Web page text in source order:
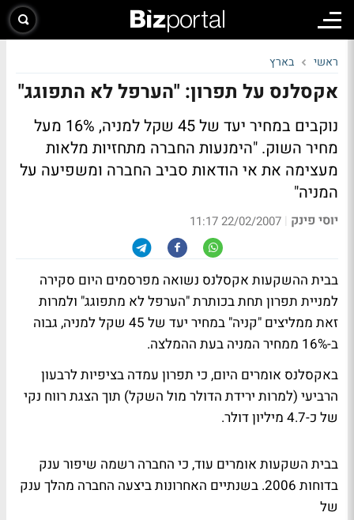
ראשי בארץ
אקסלנס על תפרון: "הערפל לא התפוגג"
נוקבים במחיר יעד של 45 שקל למניה, 16% מעל
מחיר השוק. "הימנעות החברה מתחזיות מלאות
מעצימה את אי הודאות סביב החברה ומשפיעה על
המניה"
יוסי פינק |
22/02/2007 11:17
בבית ההשקעות אקסלנס נשואה מפרסמים היום סקירה
למניית תפרון תחת בכותרת "הערפל לא מתפוגג" ולמרות
זאת ממליצים "קניה" במחיר יעד של 45 שקל למניה, גבוה
ב-16% ממחיר המניה בעת ההמלצה.
באקסלנס אומרים היום, כי תפרון עמדה בציפיות לרבעון
הרביעי (למרות ירידת הדולר מול השקל) תוך הצגת רווח נקי
של כ-4.7 מיליון דולר.
בבית השקעות אומרים עוד, כי החברה רשמה שיפור ענק
בדוחות 2006. בשנתיים האחרונות ביצעה החברה מהלך ענק
של